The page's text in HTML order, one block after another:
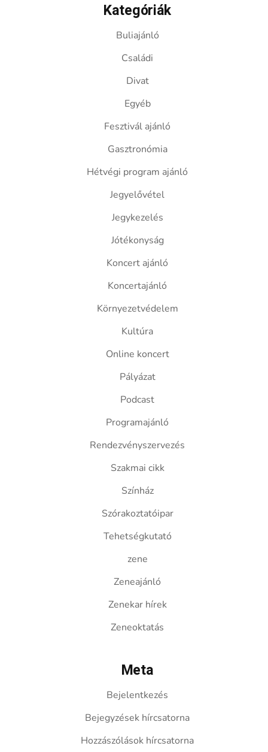
Kategóriák
Buliajánló
Családi
Divat
Egyéb
Fesztivál ajánló
Gasztronómia
Hétvégi program ajánló
Jegyelővétel
Jegykezelés
Jótékonyság
Koncert ajánló
Koncertajánló
Környezetvédelem
Kultúra
Online koncert
Pályázat
Podcast
Programajánló
Rendezvényszervezés
Szakmai cikk
Színház
Szórakoztatóipar
Tehetségkutató
zene
Zeneajánló
Zenekar hírek
Zeneoktatás
Meta
Bejelentkezés
Bejegyzések hírcsatorna
Hozzászólások hírcsatorna